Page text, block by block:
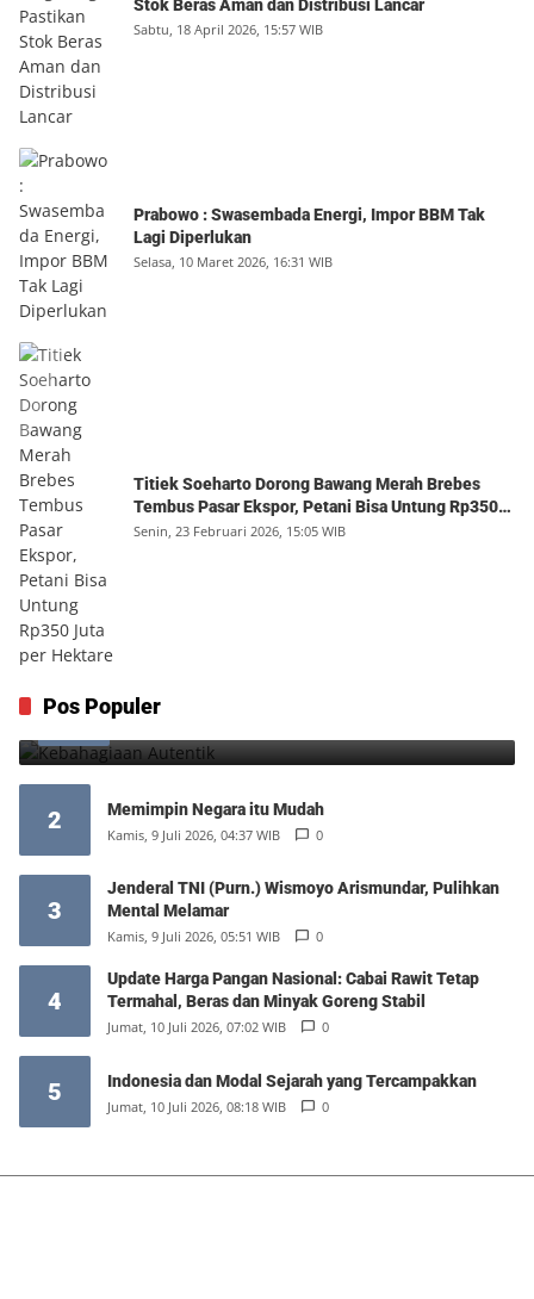
Stok Beras Aman dan Distribusi Lancar
Sabtu, 18 April 2026, 15:57 WIB
Prabowo : Swasembada Energi, Impor BBM Tak
Lagi Diperlukan
Selasa, 10 Maret 2026, 16:31 WIB
Titiek Soeharto Dorong Bawang Merah Brebes
Tembus Pasar Ekspor, Petani Bisa Untung Rp350
Juta per Hektare
Senin, 23 Februari 2026, 15:05 WIB
Pos Populer
1 Kebahagiaan Autentik
2 Memimpin Negara itu Mudah
Kamis, 9 Juli 2026, 04:37 WIB 0
3
Jenderal TNI (Purn.) Wismoyo Arismundar, Pulihkan
Mental Melamar
Kamis, 9 Juli 2026, 05:51 WIB 0
4
Update Harga Pangan Nasional: Cabai Rawit Tetap
Termahal, Beras dan Minyak Goreng Stabil
Jumat, 10 Juli 2026, 07:02 WIB 0
5 Indonesia dan Modal Sejarah yang Tercampakkan
Jumat, 10 Juli 2026, 08:18 WIB 0